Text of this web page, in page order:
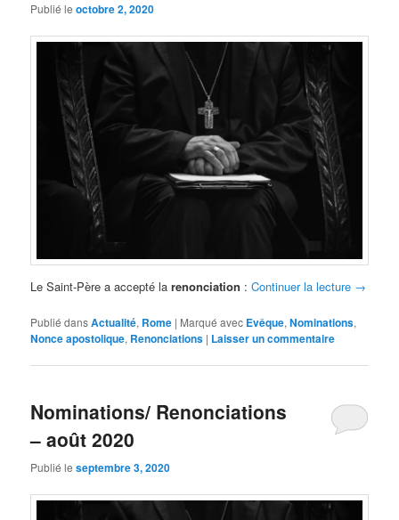
Publié leoctobre 2, 2020
Le Saint-Père a accepté larenonciation :Continuer la lecture →
Publié dansActualité, Rome | Marqué avec Evêque,Nominations,
Nonce apostolique, Renonciations | Laisser un commentaire
Nominations/ Renonciations
– août 2020
Publié leseptembre 3, 2020